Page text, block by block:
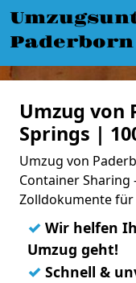
Paderborn
Umzug von
Springs |
Umzug von
Container Sharing
Zolldokumente
✓ Wir helfen
Umzug geht!
✓ Schnell &